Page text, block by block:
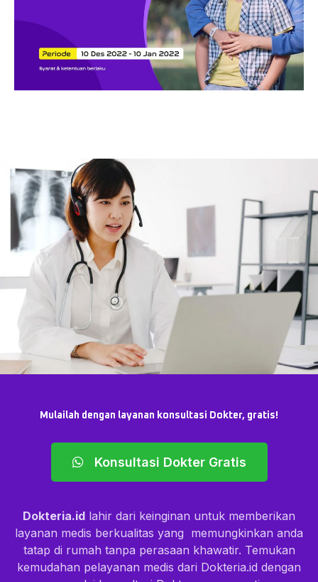
Mulailah dengan layanan konsultasi Dokter, gratis!
Konsultasi Dokter Gratis
Dokteria.id lahir dari keinginan untuk memberikan
layanan medis berkualitas yang memungkinkan anda
tatap di rumah tanpa perasaan khawatir. Temukan
kemudahan pelayanan medis dari Dokteria.id dengan